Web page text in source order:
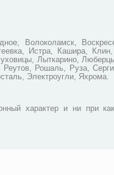
Волоколамск,
Истра, Кашира,
Лыткарино,
Рошаль, Руза,
Электроугли, Яхрома.
характер и ни при